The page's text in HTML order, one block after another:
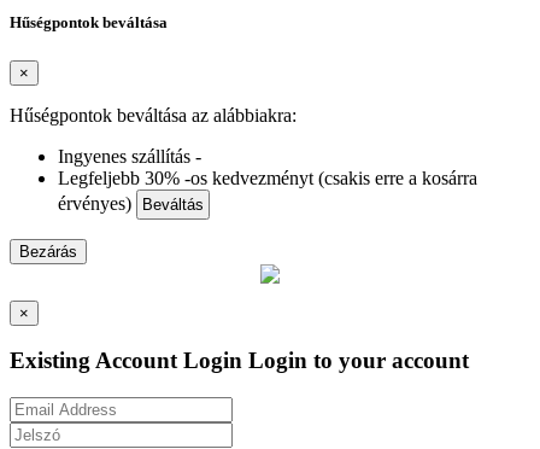
Hűségpontok beváltása
×
Hűségpontok beváltása az alábbiakra:
Ingyenes szállítás -
Legfeljebb 30% -os kedvezményt (csakis erre a kosárra
érvényes)
Beváltás
Bezárás
×
Existing Account Login Login to your account